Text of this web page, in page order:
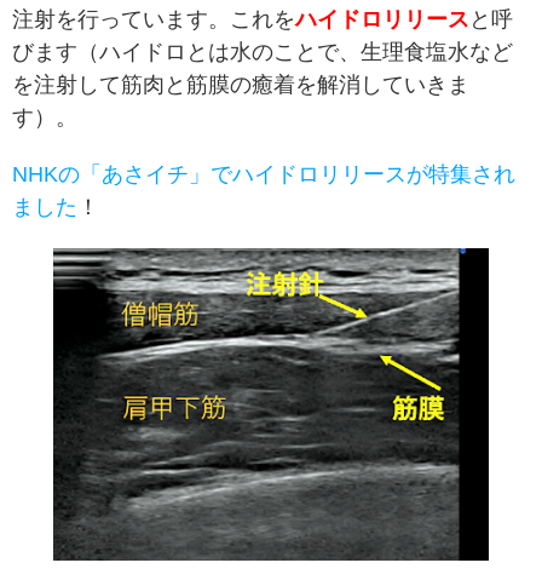
注射を行っています。これをハイドロリリース と呼
びます（ハイドロとは水のことで、生理食塩水など
を注射して筋肉と筋膜の癒着を解消していきま
す）。
NHKの「あさイチ」でハイドロリリースが特集され
ました ！